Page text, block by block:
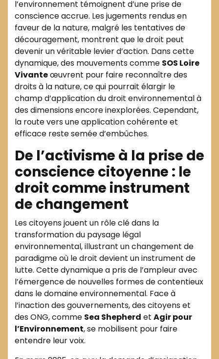
l’environnement témoignent d’une prise de
conscience accrue. Les jugements rendus en
faveur de la nature, malgré les tentatives de
découragement, montrent que le droit peut
devenir un véritable levier d’action. Dans cette
dynamique, des mouvements comme SOS Loire
Vivanteœuvrent pour faire reconnaître des
droits à la nature, ce qui pourrait élargir le
champ d’application du droit environnemental à
des dimensions encore inexplorées. Cependant,
la route vers une application cohérente et
efficace reste semée d’embûches.
De l’activisme à la prise de
conscience citoyenne : le
droit comme instrument
de changement
Les citoyens jouent un rôle clé dans la
transformation du paysage légal
environnemental, illustrant un changement de
paradigme où le droit devient un instrument de
lutte. Cette dynamique a pris de l’ampleur avec
l’émergence de nouvelles formes de contentieux
dans le domaine environnemental. Face à
l’inaction des gouvernements, des citoyens et
des ONG, comme Sea Shepherd et Agir pour
l’Environnement, se mobilisent pour faire
entendre leur voix.